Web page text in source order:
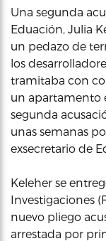
Una segunda
Eduación, Julia
un pedazo de
los
tramitaba con
un apartamento
segunda
unas semanas
exsecretario de
Keleher se
Investigaciones
nuevo pliego
arrestada por